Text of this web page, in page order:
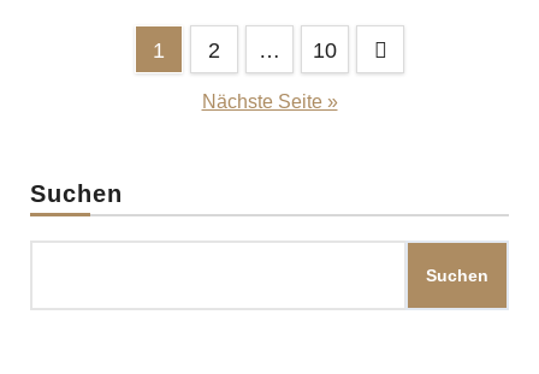
Seitennummerierung
1 2 … 10
Nächste Seite »
Suchen
Suchen